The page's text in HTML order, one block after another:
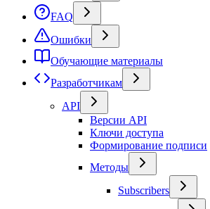
FAQ
Ошибки
Обучающие материалы
Разработчикам
API
Версии API
Ключи доступа
Формирование подписи
Методы
Subscribers